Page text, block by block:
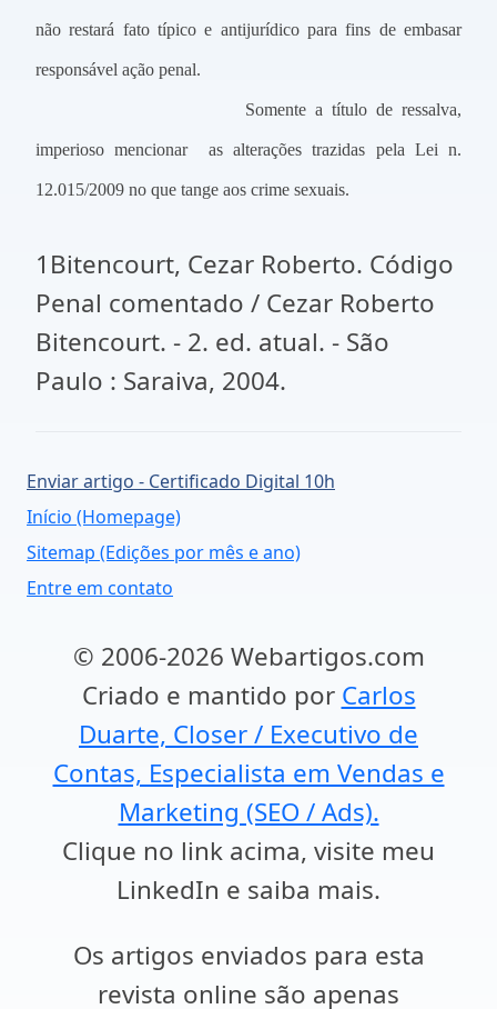
não restará fato típico e antijurídico para fins de embasar
responsável ação penal.
Somente a título de ressalva,
imperioso mencionar as alterações trazidas pela Lei n.
12.015/2009 no que tange aos crime sexuais.
1Bitencourt, Cezar Roberto. Código
Penal comentado / Cezar Roberto
Bitencourt. - 2. ed. atual. - São
Paulo : Saraiva, 2004.
Enviar artigo - Certificado Digital 10h
Início (Homepage)
Sitemap (Edições por mês e ano)
Entre em contato
© 2006-2026 Webartigos.com
Criado e mantido por Carlos
Duarte, Closer / Executivo de
Contas, Especialista em Vendas e
Marketing (SEO / Ads).
Clique no link acima, visite meu
LinkedIn e saiba mais.
Os artigos enviados para esta
revista online são apenas